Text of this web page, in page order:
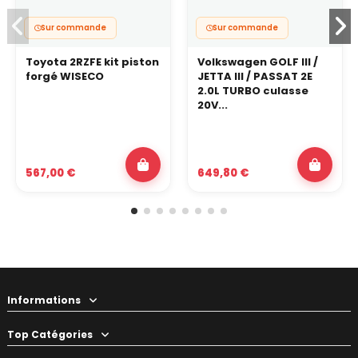
Sur commande
Toyota 2RZFE kit piston
forgé WISECO
567,00 €
Sur commande
Volkswagen GOLF III /
JETTA III / PASSAT 2E
2.0L TURBO culasse
20V...
649,80 €
Informations
Top Catégories